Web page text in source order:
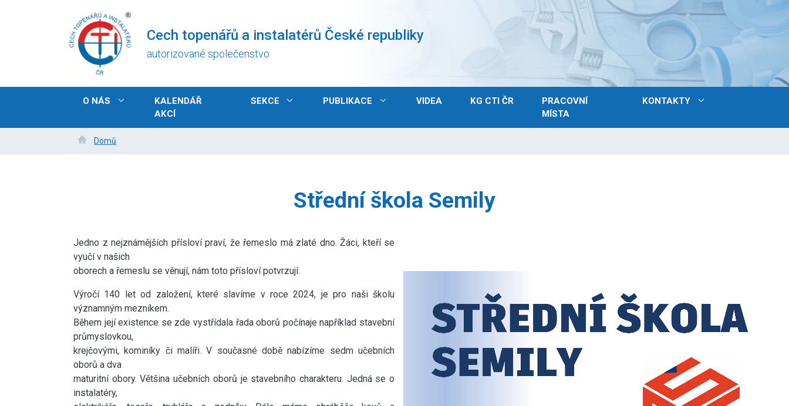
Cech topenářů a instalatérů České republiky
autorizované společenstvo
navigace
O NÁS
KALENDÁŘ
AKCÍ
SEKCE PUBLIKACE VIDEA KG CTI ČR
PRACOVNÍ
MÍSTA
KONTAKTY
Drobečková
navigace
Domů
Střední škola Semily
Jedno z nejznámějších přísloví praví, že řemeslo má zlaté dno. Žáci, kteří se
vyučí v našich
oborech a řemeslu se věnují, nám toto přísloví potvrzují.
Výročí 140 let od založení, které slavíme v roce 2024, je pro naši školu
významným mezníkem.
Během její existence se zde vystřídala řada oborů počínaje například stavební
průmyslovkou,
krejčovými, kominíky či malíři. V současné době nabízíme sedm učebních
oborů a dva
maturitní obory. Většina učebních oborů je stavebního charakteru. Jedná se o
instalatéry,